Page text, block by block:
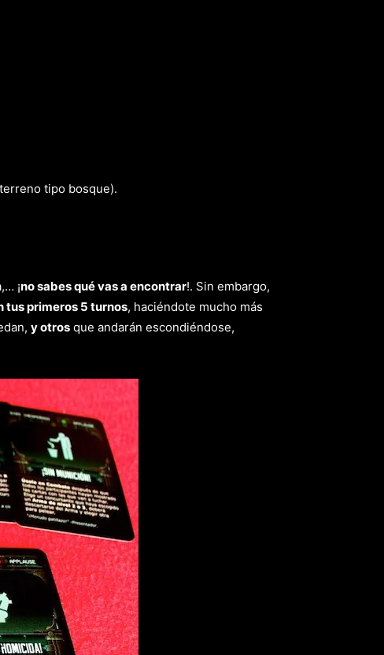
tipo bosque).
¡no sabes qué vas a encontrar!. Sin embargo,
tus primeros 5 turnos, haciéndote mucho más
y otros que andarán escondiéndose,